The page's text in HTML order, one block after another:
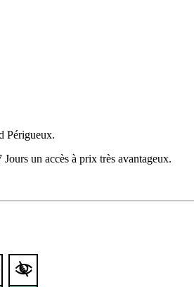
Périgueux.
un accès à prix très avantageux.